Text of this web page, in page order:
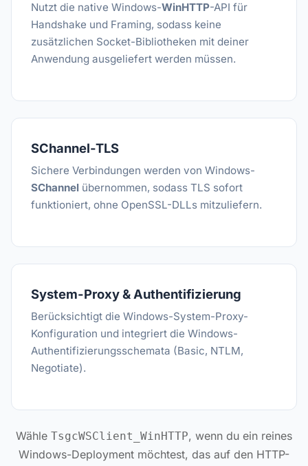
Nutzt die native Windows-WinHTTP-API für
Handshake und Framing, sodass keine
zusätzlichen Socket-Bibliotheken mit deiner
Anwendung ausgeliefert werden müssen.
SChannel-TLS
Sichere Verbindungen werden von Windows-
SChannel übernommen, sodass TLS sofort
funktioniert, ohne OpenSSL-DLLs mitzuliefern.
System-Proxy & Authentifizierung
Berücksichtigt die Windows-System-Proxy-
Konfiguration und integriert die Windows-
Authentifizierungsschemata (Basic, NTLM,
Negotiate).
Wähle TsgcWSClient_WinHTTP, wenn du ein reines
Windows-Deployment möchtest, das auf den HTTP-